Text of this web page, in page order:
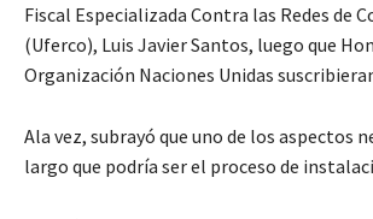
Fiscal Especializada Contra las Redes de
(Uferco), Luis Javier Santos, luego que
Organización Naciones Unidas
Ala vez, subrayó que uno de los aspectos
largo que podría ser el proceso de